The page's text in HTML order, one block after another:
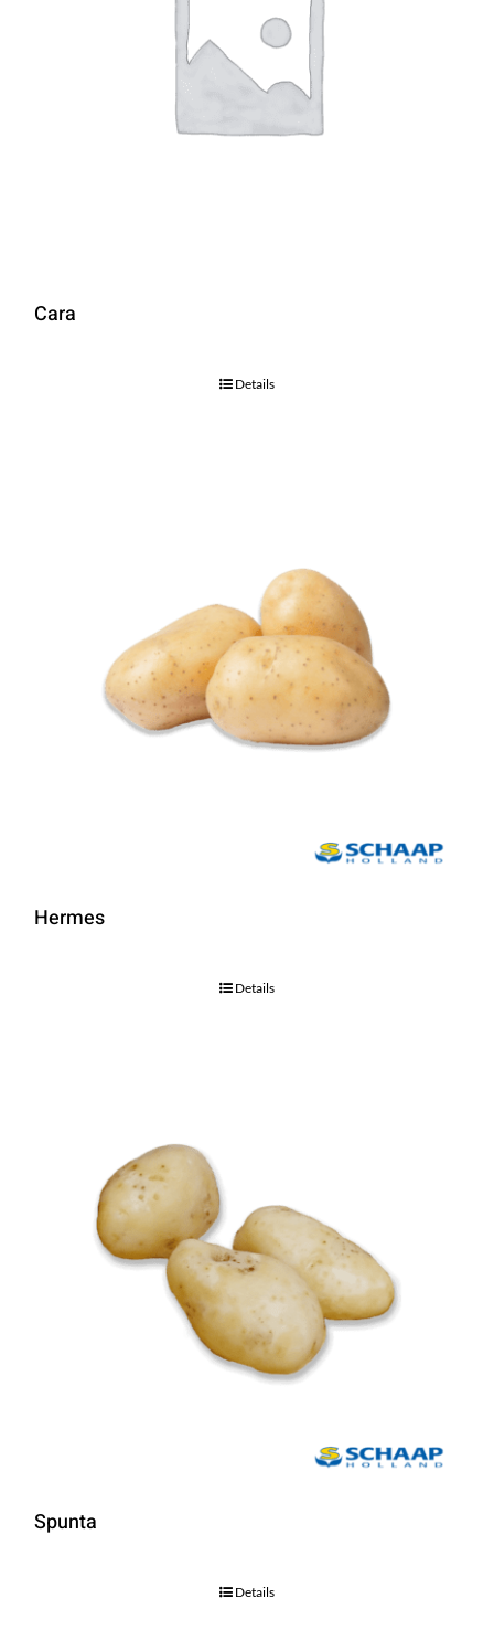
Cara
Details
Hermes
Details
Spunta
Details